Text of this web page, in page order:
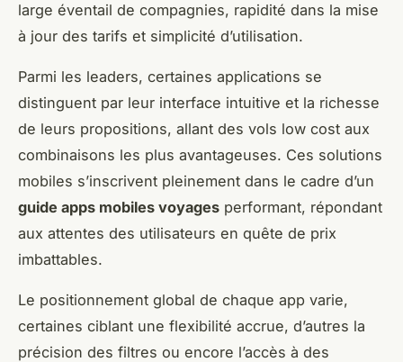
large éventail de compagnies, rapidité dans la mise
à jour des tarifs et simplicité d’utilisation.
Parmi les leaders, certaines applications se
distinguent par leur interface intuitive et la richesse
de leurs propositions, allant des vols low cost aux
combinaisons les plus avantageuses. Ces solutions
mobiles s’inscrivent pleinement dans le cadre d’un
guide apps mobiles voyages performant, répondant
aux attentes des utilisateurs en quête de prix
imbattables.
Le positionnement global de chaque app varie,
certaines ciblant une flexibilité accrue, d’autres la
précision des filtres ou encore l’accès à des